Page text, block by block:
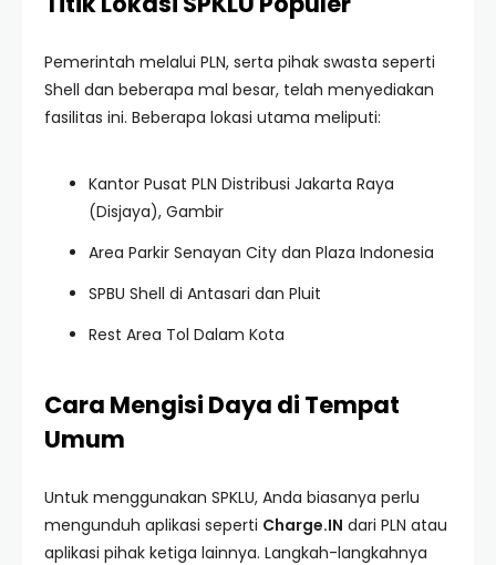
Pemerintah melalui PLN, serta pihak swasta seperti
Shell dan beberapa mal besar, telah menyediakan
fasilitas ini. Beberapa lokasi utama meliputi:
Kantor Pusat PLN Distribusi Jakarta Raya
(Disjaya), Gambir
Area Parkir Senayan City dan Plaza Indonesia
SPBU Shell di Antasari dan Pluit
Rest Area Tol Dalam Kota
Cara Mengisi Daya di Tempat
Umum
Untuk menggunakan SPKLU, Anda biasanya perlu
mengunduh aplikasi seperti Charge.IN dari PLN atau
aplikasi pihak ketiga lainnya. Langkah-langkahnya